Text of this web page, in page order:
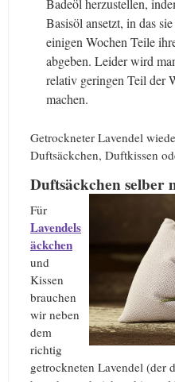
Badeöl herzustellen,
Basisöl ansetzt, in das
einigen Wochen Teile
abgeben. Leider wird
relativ geringen Teil der
machen.
Getrockneter Lavendel
Duftsäckchen, Duftkissen
Duftsäckchen selber
Für
Lavendels
äckchen
und
Kissen
brauchen
wir neben
dem
richtig
getrockneten Lavendel (der